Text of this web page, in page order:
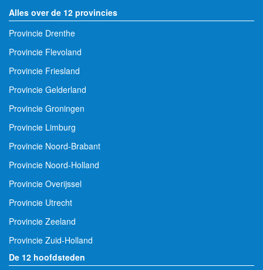
Alles over de 12 provincies
Provincie Drenthe
Provincie Flevoland
Provincie Friesland
Provincie Gelderland
Provincie Groningen
Provincie Limburg
Provincie Noord-Brabant
Provincie Noord-Holland
Provincie Overijssel
Provincie Utrecht
Provincie Zeeland
Provincie Zuid-Holland
De 12 hoofdsteden